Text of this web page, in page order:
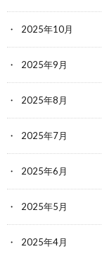
2025年10月
2025年9月
2025年8月
2025年7月
2025年6月
2025年5月
2025年4月